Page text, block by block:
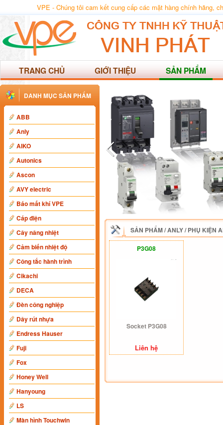
VPE - Chúng tôi cam kết cung cấp các mặt hàng chính hãng,
TRANG CHỦ GIỚI THIỆU SẢN PHẨM
DANH MỤC SẢN PHẨM
ABB
Anly
AIKO
Autonics
Ascon
AVY electric
Báo mất khí VPE
Cáp điện
Cây nâng nhiệt
Cảm biến nhiệt độ
Công tắc hành trình
Cikachi
DECA
Đèn công nghiệp
Dây rút nhựa
Endress Hauser
Fuji
Fox
Honey Well
Hanyoung
LS
Màn hình Touchwin
SẢN PHẨM/ANLY/PHỤ KIỆN
P3G08
Socket P3G08
Liên hệ